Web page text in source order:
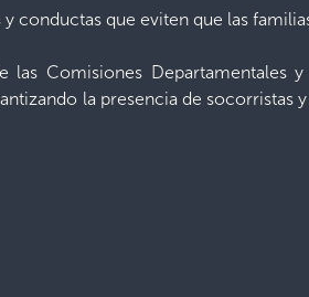
conductas que eviten que las
Comisiones Departamentales
la presencia de socorristas